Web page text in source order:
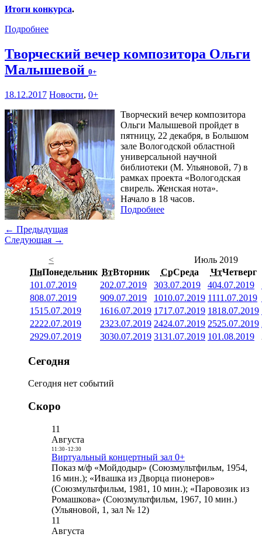
Итоги конкурса.
Подробнее
Творческий вечер композитора Ольги
Малышевой 0+
18.12.2017 Новости, 0+
Творческий вечер композитора
Ольги Малышевой пройдет в
пятницу, 22 декабря, в Большом
зале Вологодской областной
универсальной научной
библиотеки (М. Ульяновой, 7) в
рамках проекта «Вологодская
свирель. Женская нота».
Начало в 18 часов.
Подробнее
← Предыдущая
Следующая →
<
Июль 2019
ПнПонедельник ВтВторник СрСреда ЧтЧетверг
101.07.2019 202.07.2019 303.07.2019 404.07.2019
808.07.2019 909.07.2019 1010.07.2019 1111.07.2019
1515.07.2019 1616.07.2019 1717.07.2019 1818.07.2019
2222.07.2019 2323.07.2019 2424.07.2019 2525.07.2019
2929.07.2019 3030.07.2019 3131.07.2019 101.08.2019
Сегодня
Сегодня нет событий
Скоро
11
Августа
11:30- 12:30
Виртуальный концертный зал 0+
Показ м/ф «Мойдодыр» (Союзмультфильм, 1954,
16 мин.); «Ивашка из Дворца пионеров»
(Союзмультфильм, 1981, 10 мин.); «Паровозик из
Ромашкова» (Союзмультфильм, 1967, 10 мин.)
(Ульяновой, 1, зал № 12)
11
Августа